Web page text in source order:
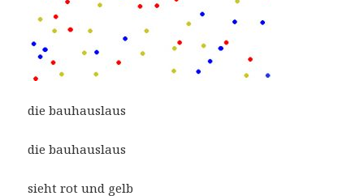
die bauhauslaus
die bauhauslaus
sieht rot und gelb